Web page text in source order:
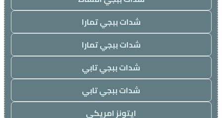
شدات ببجي تمارا
شدات ببجي تمارا
شدات ببجي تابي
شدات ببجي تابي
ايتونز امريكي